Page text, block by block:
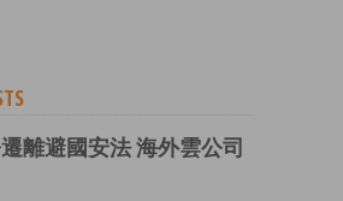
離避國安法 海外雲公司